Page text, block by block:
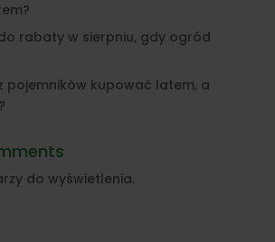
rabaty w sierpniu, gdy ogród
pojemników kupować latem, a
do wyświetlenia.